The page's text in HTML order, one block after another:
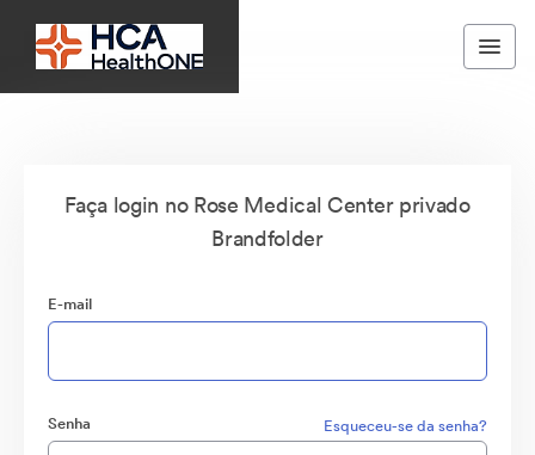
Faça login no Rose Medical Center privado
Brandfolder
E-mail
Senha Esqueceu-se da senha?